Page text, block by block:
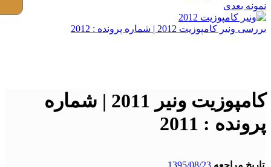
نمونه بعدی
بررسی ونیر کامپوزیت 2012 | شماره پرونده : 2012
کامپوزیت ونیر 2011 | شماره
پرونده : 2011
تاریخ مراجعه 1395/08/23